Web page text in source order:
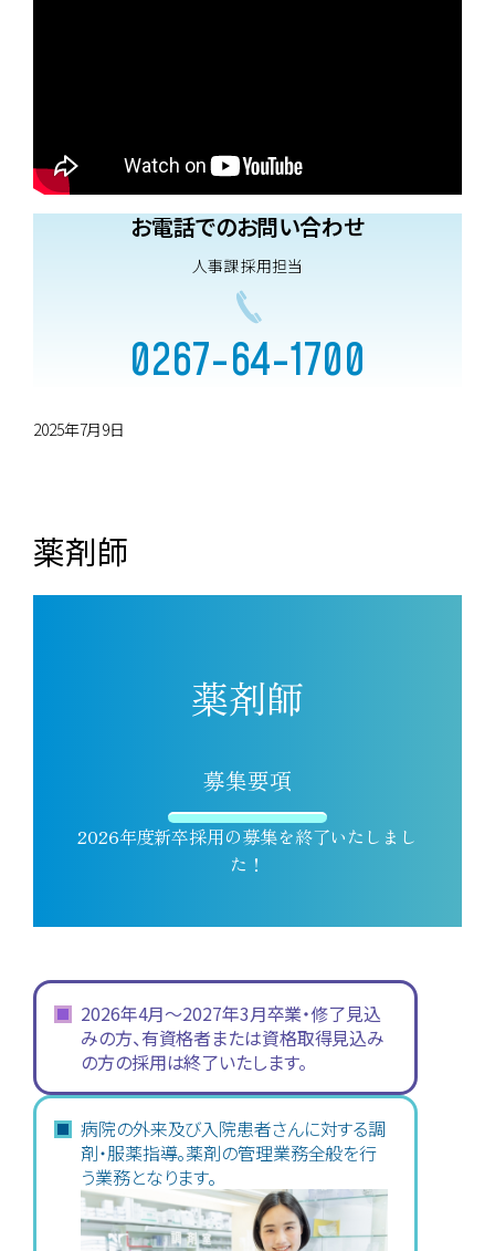
お電話でのお問い合わせ
人事課 採用担当
0267-64-1700
2025年7月9日
薬剤師
薬剤師
募集要項
2026年度新卒採用の募集を終了いたしまし
た！
2026年4月〜2027年3月卒業・修了見込
みの方、有資格者または資格取得見込み
の方の採用は終了いたします。
病院の外来及び入院患者さんに対する調
剤・服薬指導。薬剤の管理業務全般を行
う業務となります。